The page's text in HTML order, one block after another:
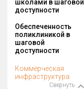
школами в шаговой
доступности
Обеспеченность
поликлиникой в
шаговой
доступности
Коммерческая
инфраструктура
Свернуть